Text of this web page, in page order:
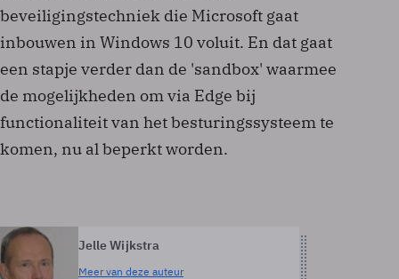
beveiligingstechniek die Microsoft gaat
inbouwen in Windows 10 voluit. En dat gaat
een stapje verder dan de 'sandbox' waarmee
de mogelijkheden om via Edge bij
functionaliteit van het besturingssysteem te
komen, nu al beperkt worden.
Jelle Wijkstra
Meer van deze auteur